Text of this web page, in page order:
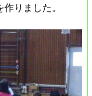
りました。